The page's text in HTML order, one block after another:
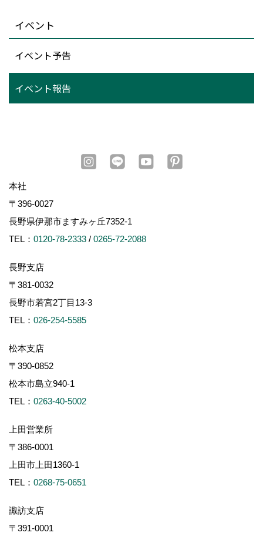
イベント
イベント予告
イベント報告
本社
〒396-0027
長野県伊那市ますみヶ丘7352-1
TEL： 0120-78-2333 / 0265-72-2088
長野支店
〒381-0032
長野市若宮2丁目13-3
TEL： 026-254-5585
松本支店
〒390-0852
松本市島立940-1
TEL： 0263-40-5002
上田営業所
〒386-0001
上田市上田1360-1
TEL： 0268-75-0651
諏訪支店
〒391-0001